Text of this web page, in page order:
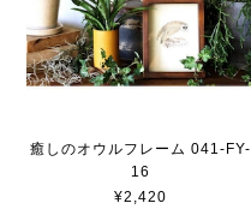
癒しのオウルフレーム 041-FY-
16
¥2,420